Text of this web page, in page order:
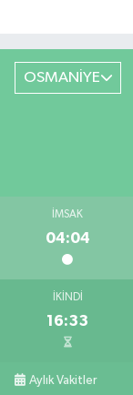
OSMANİYE
İMSAK
04:04
İKINDI
16:33
Aylık Vakitler